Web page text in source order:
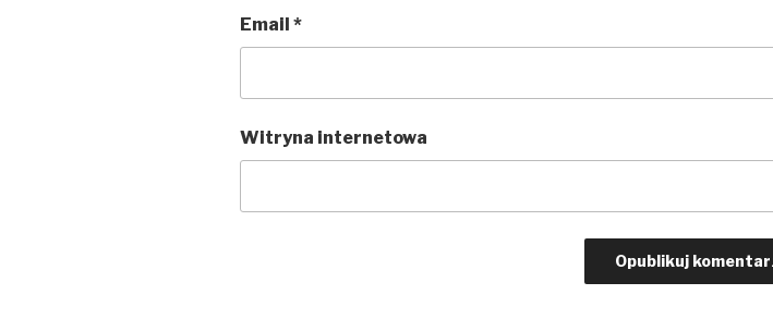
Email *
Witryna internetowa